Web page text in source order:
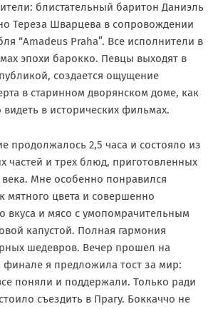
блистательный баритон Даниэль
Тереза Шварцева в сопровождении
“Amadeus Praha”. Все исполнители в
эпохи барокко. Певцы выходят в
создается ощущение
в старинном дворянском доме, как
в исторических фильмах.
продолжалось 2,5 часа и состояло из
частей и трех блюд, приготовленных
века. Мне особенно понравился
мятного цвета и совершенно
вкуса и мясо с умопомрачительным
капустой. Полная гармония
шедевров. Вечер прошел на
я предложила тост за мир:
поняли и поддержали. Только ради
съездить в Прагу. Боккаччо не